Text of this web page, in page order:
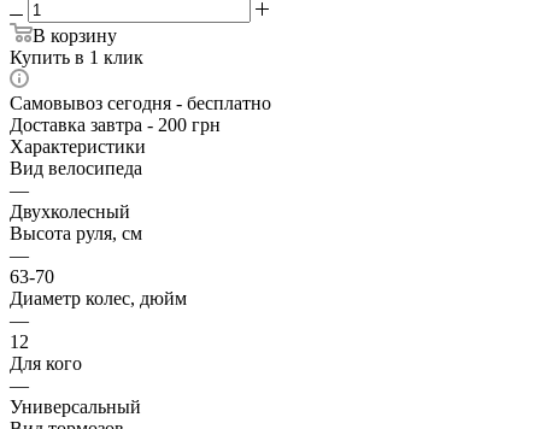
В корзину
Купить в 1 клик
Самовывоз сегодня - бесплатно
Доставка завтра - 200 грн
Характеристики
Вид велосипеда
—
Двухколесный
Высота руля, см
—
63-70
Диаметр колес, дюйм
—
12
Для кого
—
Универсальный